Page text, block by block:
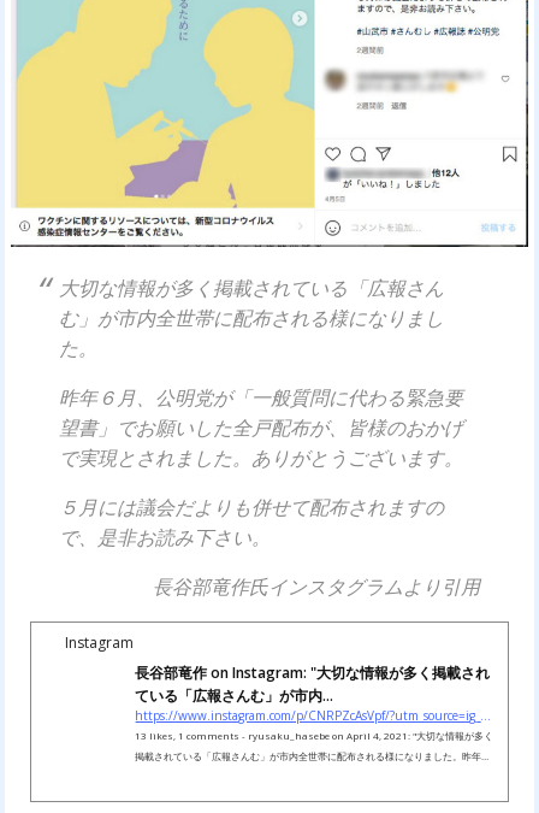
大切な情報が多く掲載されている「広報さん
む」が市内全世帯に配布される様になりまし
た。
昨年６月、公明党が「一般質問に代わる緊急要
望書」でお願いした全戸配布が、皆様のおかげ
で実現とされました。ありがとうございます。
５月には議会だよりも併せて配布されますの
で、是非お読み下さい。
長谷部竜作氏インスタグラムより引用
Instagram
長谷部竜作 on Instagram: "大切な情報が多く掲載され
ている「広報さんむ」が市内...
https://www.instagram.com/p/CNRPZcAsVpf/?utm_source=ig_web_copy_link
13 likes, 1 comments - ryusaku_hasebe on April 4, 2021: "大切な情報が多く
掲載されている「広報さんむ」が市内全世帯に配布される様になりました。昨年６